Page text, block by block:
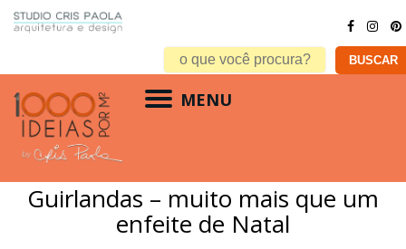
MENU
DECORAÇÃO
Guirlandas – muito mais que um
enfeite de Natal